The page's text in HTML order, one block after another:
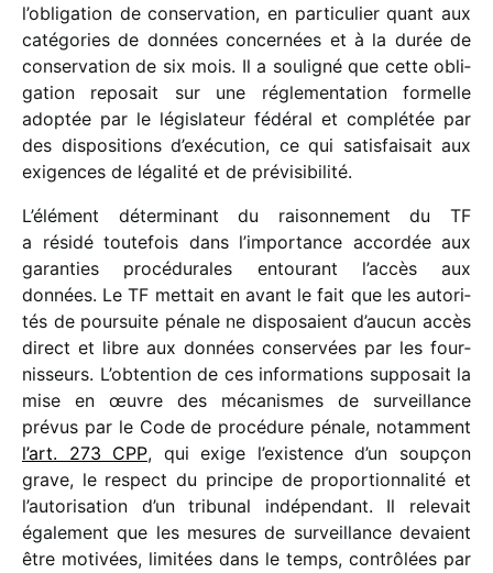
l’obligation de conser­va­tion, en parti­cu­lier quant aux
caté­go­ries de données concer­nées et à la durée de
conser­va­tion de six mois. Il a souli­gné que cette obli­
ga­tion repo­sait sur une régle­men­ta­tion formelle
adop­tée par le légis­la­teur fédé­ral et complé­tée par
des dispo­si­tions d’exécution, ce qui satis­fai­sait aux
exigences de léga­lité et de prévisibilité.
L’élément déter­mi­nant du raison­ne­ment du TF
a résidé toute­fois dans l’importance accor­dée aux
garan­ties procé­du­rales entou­rant l’accès aux
données. Le TF mettait en avant le fait que les auto­ri­
tés de pour­suite pénale ne dispo­saient d’aucun accès
direct et libre aux données conser­vées par les four­
nis­seurs. L’obtention de ces infor­ma­tions suppo­sait la
mise en œuvre des méca­nismes de surveillance
prévus par le Code de procé­dure pénale, notam­ment
l’art. 273 CPP, qui exige l’existence d’un soup­çon
grave, le respect du prin­cipe de propor­tion­na­lité et
l’autorisation d’un tribu­nal indé­pen­dant. Il rele­vait
égale­ment que les mesures de surveillance devaient
être moti­vées, limi­tées dans le temps, contrô­lées par